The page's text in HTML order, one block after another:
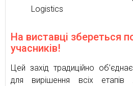
Logistics
На виставці збереться
учасників!
Цей захід традиційно
для вирішення всіх етапів